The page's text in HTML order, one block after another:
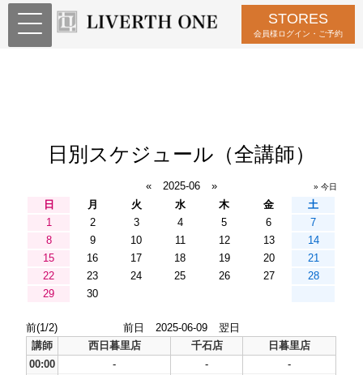
STORES
会員様ログイン・ご予約
日別スケジュール（全講師）
« 2025-06 » » 今日
日 月 火 水 木 金
土
1
2 3 4 5 6
7
8
9 10 11 12 13
14
15
16 17 18 19 20
21
22
23 24 25 26 27
28
29
30
前(1/2) 前日 2025-06-09
翌日
講師
西日暮里店 千石店
日暮里店
00:00
- -
-